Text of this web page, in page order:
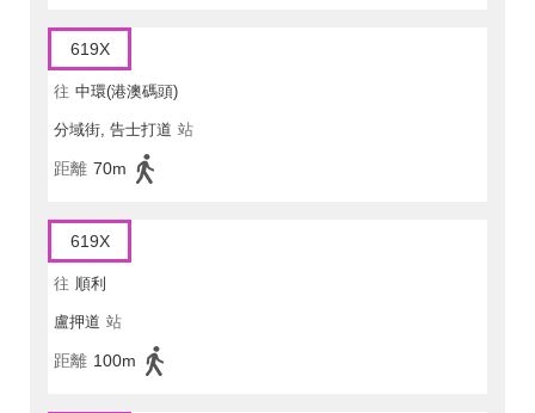
619X
往 中環(港澳碼頭)
分域街, 告士打道 站
距離 70m
619X
往 順利
盧押道 站
距離 100m